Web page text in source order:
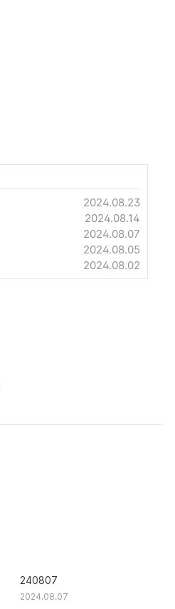
2024.08.23
2024.08.14
2024.08.07
2024.08.05
2024.08.02
240807
2024.08.07